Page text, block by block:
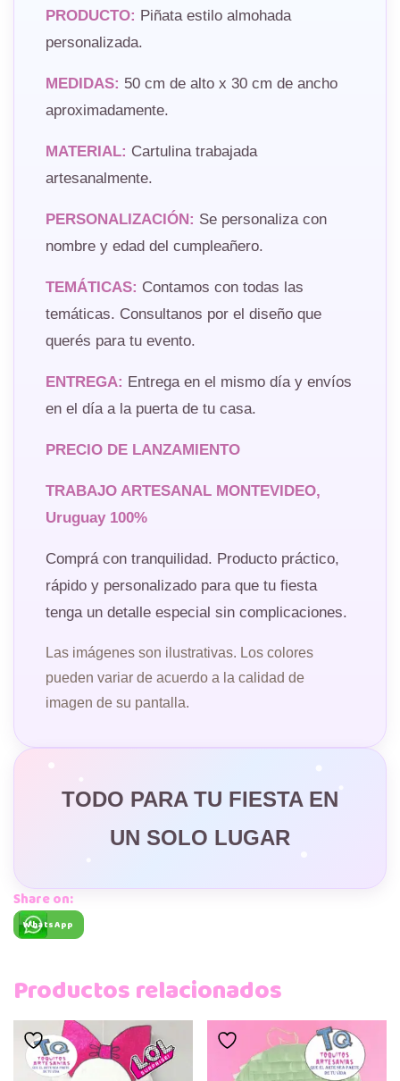
PRODUCTO: Piñata estilo almohada
personalizada.
MEDIDAS: 50 cm de alto x 30 cm de ancho
aproximadamente.
MATERIAL: Cartulina trabajada
artesanalmente.
PERSONALIZACIÓN: Se personaliza con
nombre y edad del cumpleañero.
TEMÁTICAS: Contamos con todas las
temáticas. Consultanos por el diseño que
querés para tu evento.
ENTREGA: Entrega en el mismo día y envíos
en el día a la puerta de tu casa.
PRECIO DE LANZAMIENTO
TRABAJO ARTESANAL MONTEVIDEO,
Uruguay 100%
Comprá con tranquilidad. Producto práctico,
rápido y personalizado para que tu fiesta
tenga un detalle especial sin complicaciones.
Las imágenes son ilustrativas. Los colores
pueden variar de acuerdo a la calidad de
imagen de su pantalla.
TODO PARA TU FIESTA EN
UN SOLO LUGAR
Share on:
WhatsApp
Productos relacionados